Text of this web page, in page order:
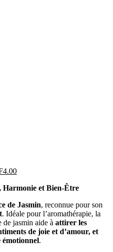
4.00
Harmonie et Bien-Être
de Jasmin, reconnue pour son
. Idéale pour l’aromathérapie, la
de jasmin aide à attirer les
de joie et d’amour, et
.